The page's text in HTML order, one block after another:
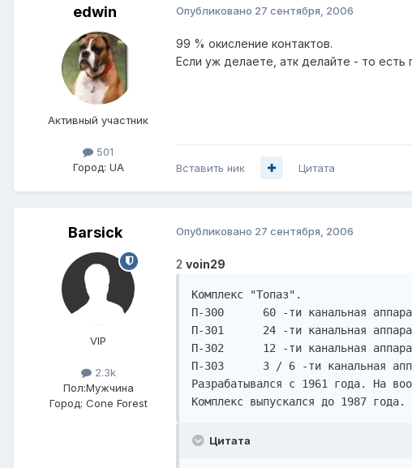
edwin
Активный участник
501
Город: UA
Опубликовано 27 сентября, 2006
99 % окисление контактов.
Если уж делаете, атк делайте - то есть
Вставить ник Цитата
Barsick
VIP
2.3k
Пол:Мужчина
Город: Cone Forest
Опубликовано 27 сентября, 2006
2 voin29
Комплекс "Топаз".
П-300      60 -ти канальная
П-301      24 -ти канальная
П-302      12 -ти канальная
П-303      3 / 6 -ти канальная
Разрабатывался с 1961 года. На
Комплекс выпускался до 1987
Цитата